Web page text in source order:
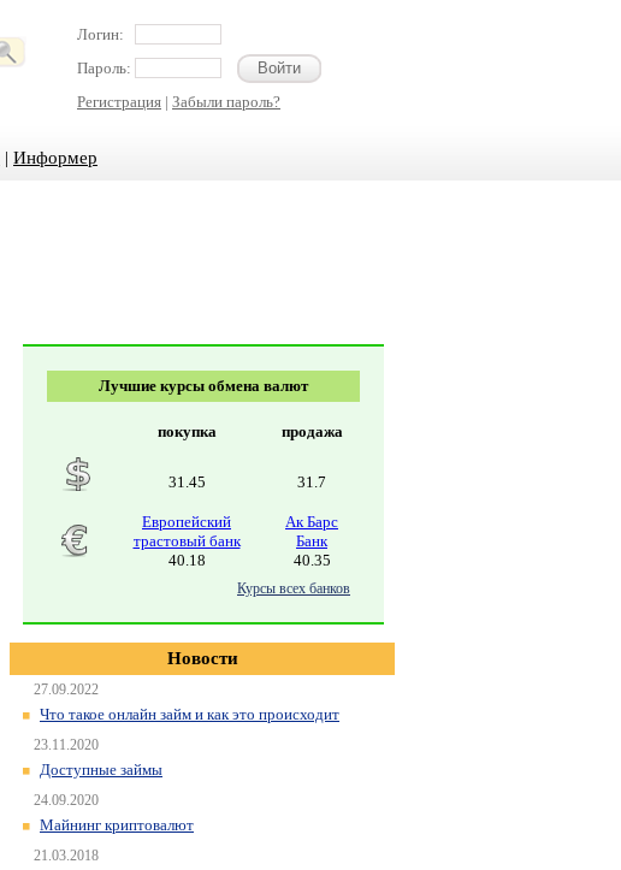
Логин:
Пароль:
Регистрация | Забыли пароль?
| Информер
Лучшие курсы обмена валют
покупка продажа
31.45 31.7
Европейский
трастовый банк
40.18
Ак Барс
Банк
40.35
Курсы всех банков
Новости
27.09.2022
Что такое онлайн займ и как это происходит
23.11.2020
Доступные займы
24.09.2020
Майнинг криптовалют
21.03.2018